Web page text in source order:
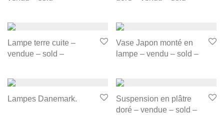
Lampe terre cuite –
vendue – sold –
Vase Japon monté en
lampe – vendu – sold –
Lampes Danemark.
Suspension en plâtre
doré – vendue – sold –